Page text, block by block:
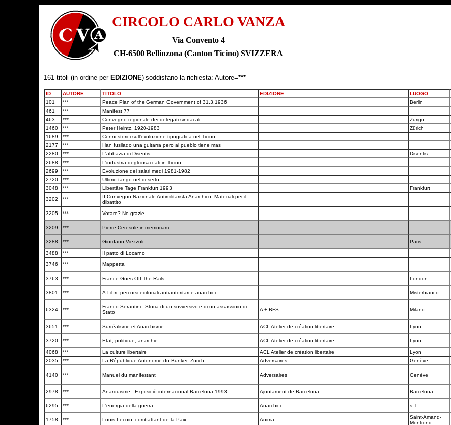
CIRCOLO CARLO VANZA
Via Convento 4
CH-6500 Bellinzona (Canton Ticino) SVIZZERA
161 titoli (in ordine per EDIZIONE) soddisfano la richiesta: Autore=***
ID AUTORE TITOLO EDIZIONE LUOGO
101
*** Peace Plan of the German Government of 31.3.1936 Berlin
461
*** Manifest 77
463
*** Convegno regionale dei delegati sindacali Zurigo
1460
*** Peter Heintz. 1920-1983 Zürich
1689
*** Cenni storici sull'evoluzione tipografica nel Ticino
2177
*** Han fusilado una guitarra pero al pueblo tiene mas
2280
*** L'abbazia di Disentis Disentis
2688
*** L'industria degli insaccati in Ticino
2699
*** Evoluzione dei salari medi 1981-1982
2720
*** Ultimo tango nel deserto
3048
*** Libertäre Tage Frankfurt 1993 Frankfurt
3202
***
II Convegno Nazionale Antimilitarista Anarchico: Materiali per il
dibattito
3205 *** Votare? No grazie
3209 *** Pierre Ceresole in memoriam
3288 *** Giordano Viezzoli Paris
3488 *** Il patto di Locarno
3746
*** Mappetta
3763
*** France Goes Off The Rails London
3801 *** A-Libri: percorsi editoriali antiautoritari e anarchici Misterbianco
6324 ***
Franco Serantini - Storia di un sovversivo e di un assassinio di
Stato
A + BFS Milano
3651
*** Surréalisme et Anarchisme ACL Atelier de création libertaire Lyon
3720
*** Etat, politique, anarchie ACL Atelier de création libertaire Lyon
4068
*** La culture libertaire ACL Atelier de création libertaire Lyon
2035
*** La République Autonome du Bunker, Zürich Adversaires Genève
4140 *** Manuel du manifestant Adversaires Genève
2978
*** Anarquisme - Exposiciò internacional Barcelona 1993 Ajuntament de Barcelona Barcelona
6295 *** L'energia della guerra Anarchici s. l.
1758
*** Louis Lecoin, combattant de la Paix Anima
Saint-Amand-
Montrond